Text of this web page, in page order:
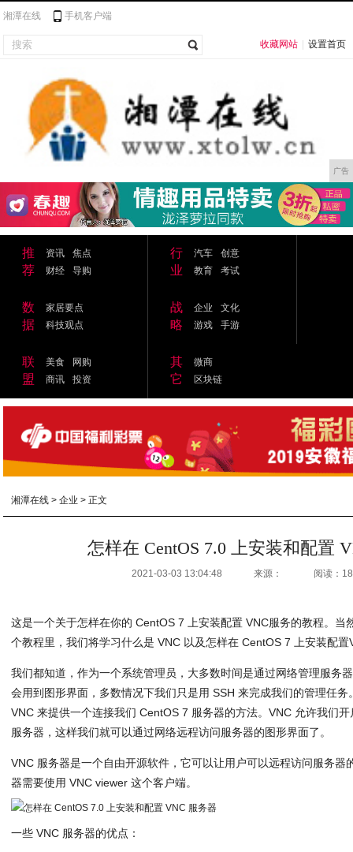
湘潭在线 手机客户端
收藏网站 设置首页
广告
推
荐
资讯
焦点
财经
导购
行
业
汽车
创意
教育
考试
数
据
家居要点
科技观点
战
略
企业
文化
游戏
手游
联
盟
美食
网购
商讯
投资
其
它
微商
区块链
湘潭在线 >企业 > 正文
怎样在 CentOS 7.0 上安装和配置
2021-03-03 13:04:48 来源： 阅读：
这是一个关于怎样在你的 CentOS 7 上安装配置 VNC服务的教程。当
个教程里，我们将学习什么是 VNC 以及怎样在 CentOS 7 上安装配置
我们都知道，作为一个系统管理员，大多数时间是通过网络管理服务
会用到图形界面，多数情况下我们只是用 SSH 来完成我们的管理任
VNC 来提供一个连接我们 CentOS 7 服务器的方法。VNC 允许我们
服务器，这样我们就可以通过网络远程访问服务器的图形界面了。
VNC 服务器是一个自由开源软件，它可以让用户可以远程访问服务器
器需要使用 VNC viewer 这个客户端。
一些 VNC 服务器的优点：